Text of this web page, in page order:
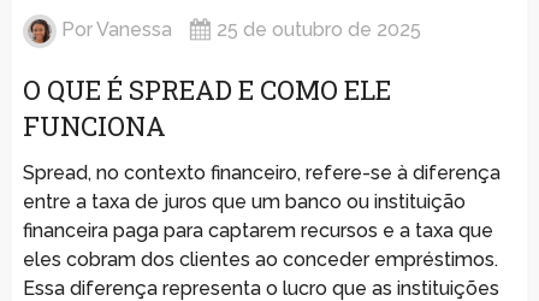
PorVanessa 25 de outubro de 2025
O QUE É SPREAD E COMO ELE
FUNCIONA
Spread, no contexto financeiro, refere-se à diferença
entre a taxa de juros que um banco ou instituição
financeira paga para captarem recursos e a taxa que
eles cobram dos clientes ao conceder empréstimos.
Essa diferença representa o lucro que as instituições